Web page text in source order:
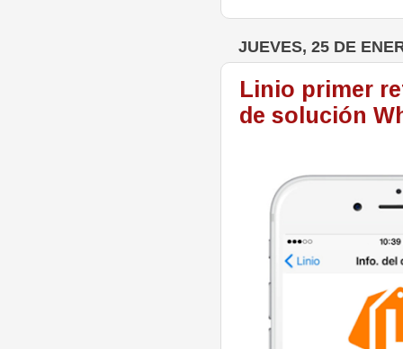
JUEVES, 25 DE
Linio primer
de solución